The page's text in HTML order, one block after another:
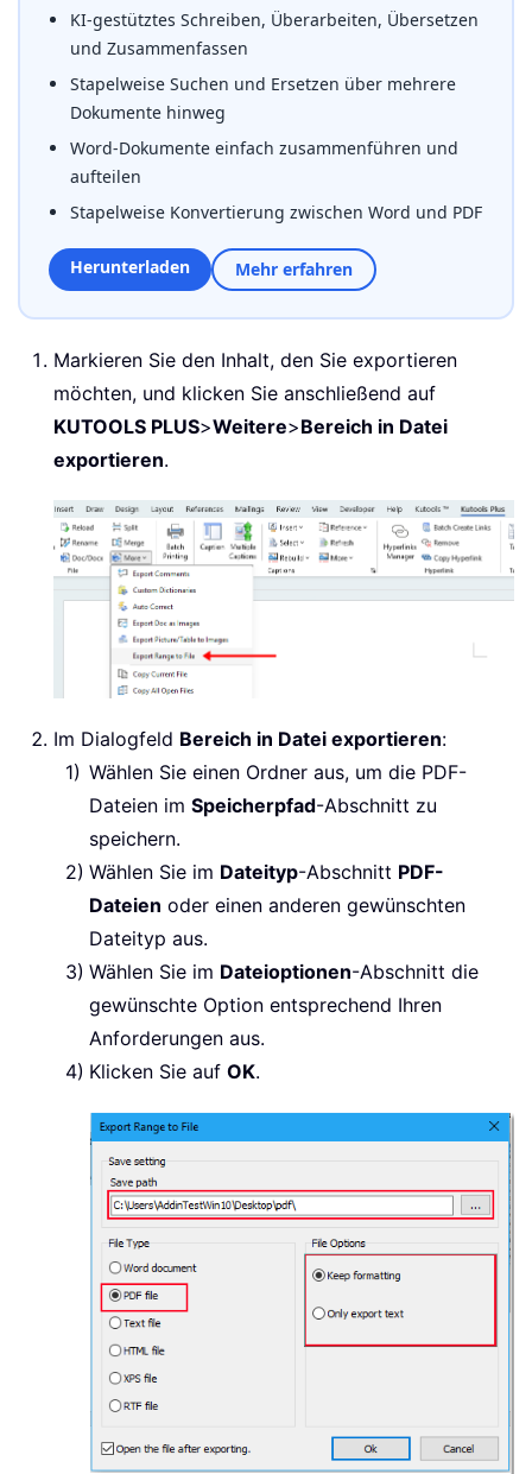
KI-gestütztes Schreiben, Überarbeiten, Übersetzen
und Zusammenfassen
Stapelweise Suchen und Ersetzen über mehrere
Dokumente hinweg
Word-Dokumente einfach zusammenführen und
aufteilen
Stapelweise Konvertierung zwischen Word und PDF
Herunterladen Mehr erfahren
Markieren Sie den Inhalt, den Sie exportieren
möchten, und klicken Sie anschließend auf
KUTOOLS PLUS>Weitere>Bereich in Datei
exportieren.
Im Dialogfeld Bereich in Datei exportieren:
Wählen Sie einen Ordner aus, um die PDF-
Dateien im Speicherpfad-Abschnitt zu
speichern.
Wählen Sie im Dateityp-Abschnitt PDF-
Dateien oder einen anderen gewünschten
Dateityp aus.
Wählen Sie im Dateioptionen-Abschnitt die
gewünschte Option entsprechend Ihren
Anforderungen aus.
Klicken Sie auf OK.